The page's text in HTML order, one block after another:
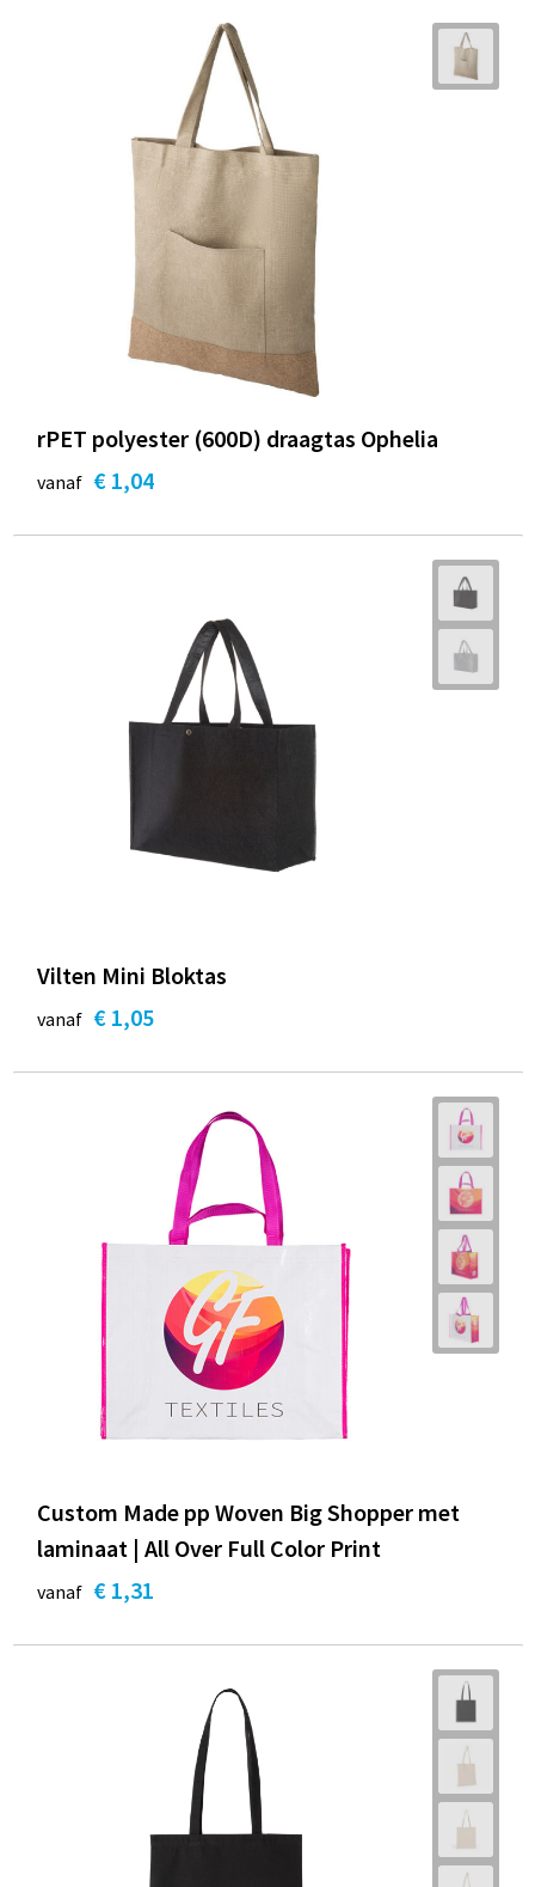
rPET polyester (600D) draagtas Ophelia
vanaf € 1,04
Vilten Mini Bloktas
vanaf € 1,05
Custom Made pp Woven Big Shopper met
laminaat | All Over Full Color Print
vanaf € 1,31